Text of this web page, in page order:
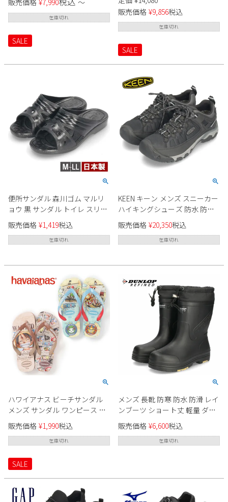
カー ウノ イージー エア UNO
EASY AIR 183005 ノーマル 普通
販売価格 ¥7,990 〜
在庫切れ
SALE
22L F1GA2401 ブラック レッド
EEE
販売価格 ¥9,856税込
在庫切れ
SALE
便所サンダル 森川ゴム マルリ
ョウ 黒 サンダル トイレ スリッ
パ ブラック メンズ トイレサン
ダル 便サン 日本製 Health 863
販売価格 ¥1,419税込
在庫切れ
KEEN キーン メンズ スニーカー
ハイキングシューズ 防水 防滑
軽量 アウトドア 1017721 ターギ
ー EXP ウォータープルーフ
TARGHEE EXP WP 黒 ブラック
販売価格 ¥20,350税込
在庫切れ
ハワイアナス ビーチサンダル
メンズ サンダル ワンピース コ
ラボ 4148238 TOP ONE PIECE
SANDAL ビーサン ハワイ
havaianas
販売価格 ¥1,990税込
在庫切れ
SALE
メンズ 長靴 防寒 防水 防滑 レイ
ンブーツ ショート丈 軽量 ダン
ロップリファインド B0812 ブラ
ック 黒 DUNLOP REFINED
販売価格 ¥6,600税込
在庫切れ